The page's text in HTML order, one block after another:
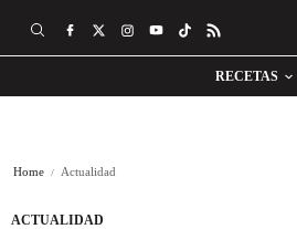
RECETAS
Home Actualidad
ACTUALIDAD